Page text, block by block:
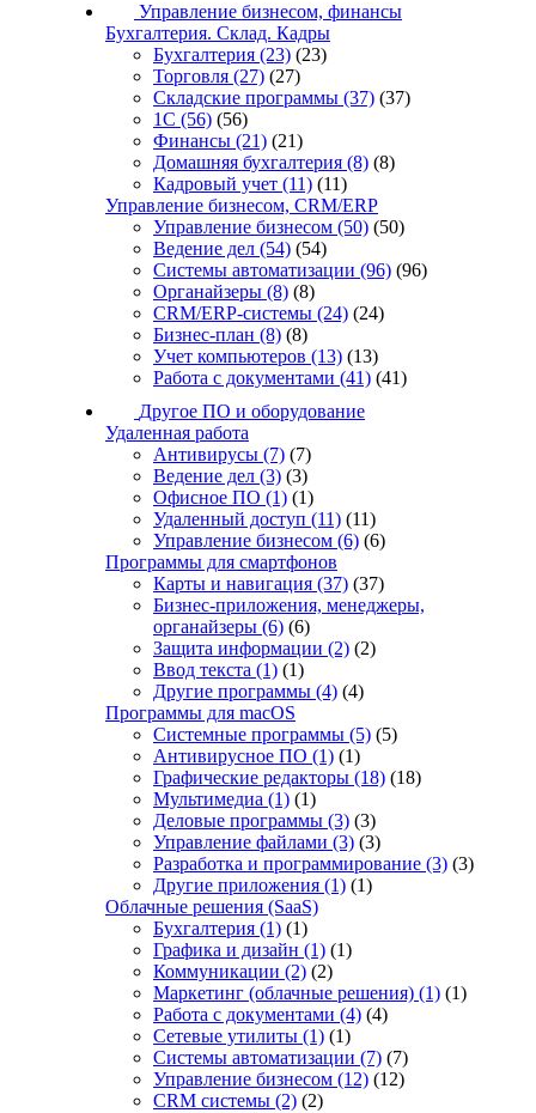
Управление бизнесом, финансы
Бухгалтерия. Склад. Кадры
Бухгалтерия (23) (23)
Торговля (27) (27)
Складские программы (37) (37)
1С (56) (56)
Финансы (21) (21)
Домашняя бухгалтерия (8) (8)
Кадровый учет (11) (11)
Управление бизнесом, CRM/ERP
Управление бизнесом (50) (50)
Ведение дел (54) (54)
Системы автоматизации (96) (96)
Органайзеры (8) (8)
CRM/ERP-системы (24) (24)
Бизнес-план (8) (8)
Учет компьютеров (13) (13)
Работа с документами (41) (41)
Другое ПО и оборудование
Удаленная работа
Антивирусы (7) (7)
Ведение дел (3) (3)
Офисное ПО (1) (1)
Удаленный доступ (11) (11)
Управление бизнесом (6) (6)
Программы для смартфонов
Карты и навигация (37) (37)
Бизнес-приложения, менеджеры,
органайзеры (6) (6)
Защита информации (2) (2)
Ввод текста (1) (1)
Другие программы (4) (4)
Программы для macOS
Системные программы (5) (5)
Антивирусное ПО (1) (1)
Графические редакторы (18) (18)
Мультимедиа (1) (1)
Деловые программы (3) (3)
Управление файлами (3) (3)
Разработка и программирование (3) (3)
Другие приложения (1) (1)
Облачные решения (SaaS)
Бухгалтерия (1) (1)
Графика и дизайн (1) (1)
Коммуникации (2) (2)
Маркетинг (облачные решения) (1) (1)
Работа с документами (4) (4)
Сетевые утилиты (1) (1)
Системы автоматизации (7) (7)
Управление бизнесом (12) (12)
CRM системы (2) (2)